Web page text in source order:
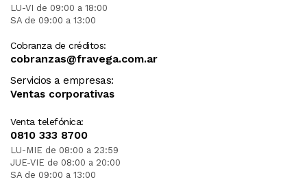
LU-VI de 09:00 a 18:00
SA de 09:00 a 13:00
Cobranza de créditos:
cobranzas@fravega.com.ar
Servicios a empresas:
Ventas corporativas
Venta telefónica:
0810 333 8700
LU-MIE de 08:00 a 23:59
JUE-VIE de 08:00 a 20:00
SA de 09:00 a 13:00